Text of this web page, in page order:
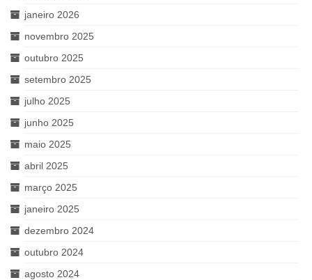
janeiro 2026
novembro 2025
outubro 2025
setembro 2025
julho 2025
junho 2025
maio 2025
abril 2025
março 2025
janeiro 2025
dezembro 2024
outubro 2024
agosto 2024